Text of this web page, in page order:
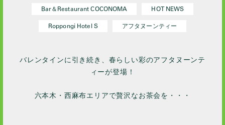
Bar＆Restaurant COCONOMA
HOT NEWS
Roppongi Hotel S アフタヌーンティー
バレンタインに引き続き、春らしい彩のアフタヌーンテ
ィーが登場！
六本木・西麻布エリアで贅沢なお茶会を・・・